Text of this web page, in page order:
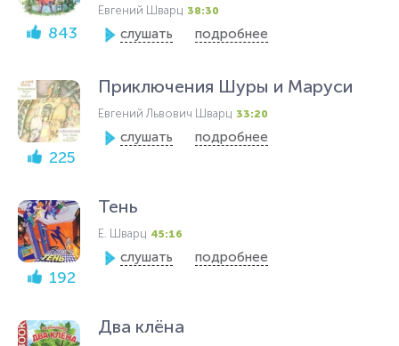
843
Евгений Шварц 38:30
слушать подробнее
225
Приключения Шуры и Маруси
Евгений Львович Шварц 33:20
слушать подробнее
192
Тень
Е. Шварц 45:16
слушать подробнее
Два клёна